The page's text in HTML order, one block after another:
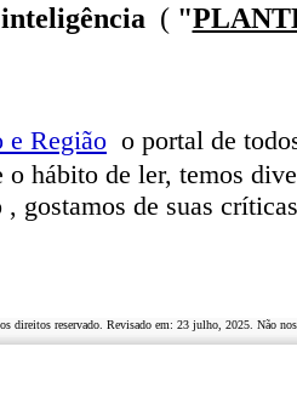
( "
e Região o portal de
hábito de ler, temos
, gostamos de suas
direitos reservado. Revisado em: 23 julho, 2025 . Não